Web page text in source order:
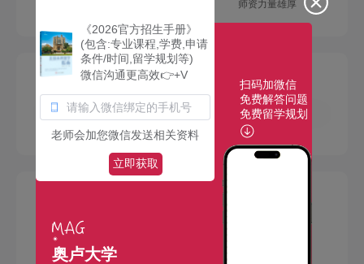
师资力量雄厚
校园环境优美 社团活动多彩
《2026官方招生手册》
(包含:专业课程,学费,申请
条件/时间,留学规划等)
微信沟通更高效👉+V
老师会加您微信发送相关资料
立即获取
奥卢大学
扫码加微信
免费解答问题
免费留学规划